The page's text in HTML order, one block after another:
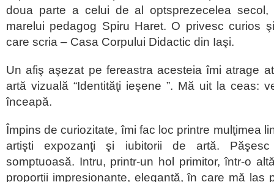
doua parte a celui de al optsprezecelea secol,
marelui pedagog Spiru Haret. O privesc curios
care scria – Casa Corpului Didactic din Iaşi.
Un afiş aşezat pe fereastra acesteia îmi atrage
artă vizuală “Identităţi ieşene ”. Mă uit la ceas:
înceapă.
Împins de curiozitate, îmi fac loc printre mulţimea
artişti expozanţi şi iubitorii de artă.
somptuoasă. Intru, printr-un hol primitor, într-o
proporţii impresionante, elegantă, în care mă las